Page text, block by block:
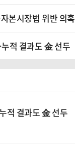
본시장법 위반 의혹
적 결과도 金 선두
적 결과도 金 선두